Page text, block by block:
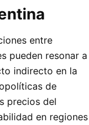
entre
pueden resonar a
indirecto en la
de
precios del
en regiones